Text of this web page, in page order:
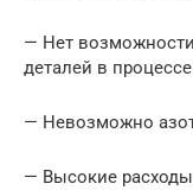
— Нет
деталей в
— Невозможно
— Высокие